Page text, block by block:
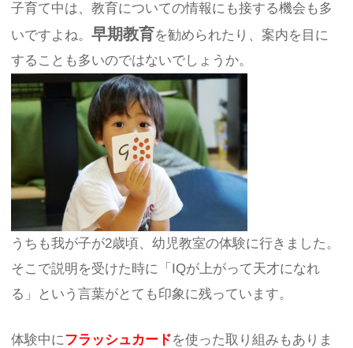
子育て中は、教育についての情報にも接する機会も多
いですよね。早期教育を勧められたり、案内を目に
することも多いのではないでしょうか。
うちも我が子が2歳頃、幼児教室の体験に行きました。
そこで説明を受けた時に「IQが上がって天才になれ
る」という言葉がとても印象に残っています。
体験中にフラッシュカードを使った取り組みもありま